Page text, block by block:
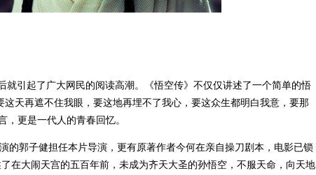
引起了广大网民的阅读高潮。《悟空传》不仅仅讲述了一个简单的悟
天再遮不住我眼，要这地再埋不了我心，要这众生都明白我意，要那
更是一代人的青春回忆。
的郭子健担任本片导演，更有原著作者今何在亲自操刀剧本，电影已锁
在大闹天宫的五百年前，未成为齐天大圣的孙悟空，不服天命，向天地